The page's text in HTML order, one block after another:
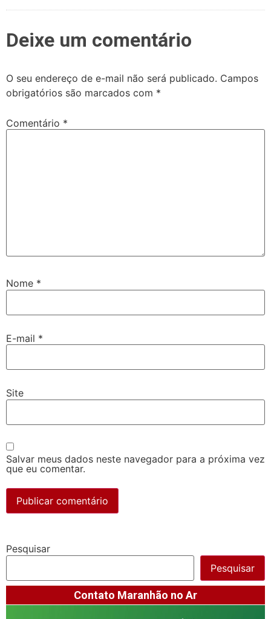
Deixe um comentário
O seu endereço de e-mail não será publicado. Campos
obrigatórios são marcados com *
Comentário *
Nome *
E-mail *
Site
Salvar meus dados neste navegador para a próxima vez
que eu comentar.
Pesquisar
Pesquisar
Contato Maranhão no Ar